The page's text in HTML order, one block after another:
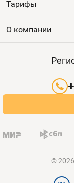
Все номера
Тарифы
Выгодные тарифы
О компании
Оплата и доставка
©